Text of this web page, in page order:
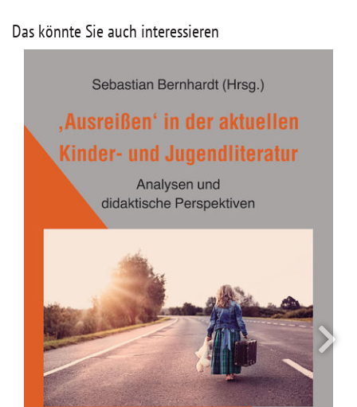
Das könnte Sie auch interessieren